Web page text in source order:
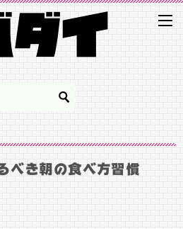
べき朝の食べ方習慣